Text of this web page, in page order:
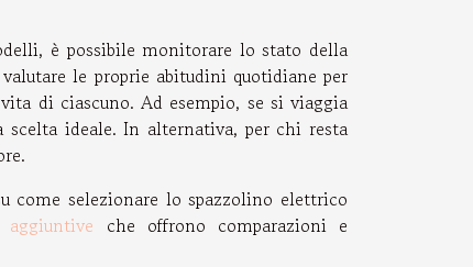
è possibile monitorare lo stato della
le proprie abitudini quotidiane per
di ciascuno. Ad esempio, se si viaggia
scelta ideale. In alternativa, per chi resta
selezionare lo spazzolino elettrico
aggiuntive che offrono comparazioni e